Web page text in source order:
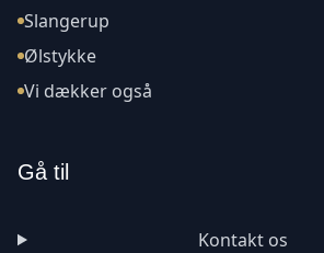
Slangerup
Ølstykke
Vi dækker også
Gå til
Kontakt os